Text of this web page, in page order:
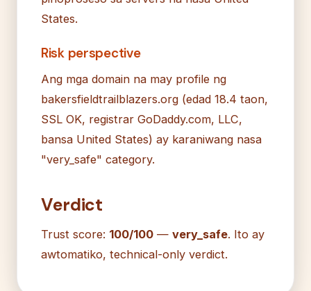
States.
Risk perspective
Ang mga domain na may profile ng
bakersfieldtrailblazers.org (edad 18.4 taon,
SSL OK, registrar GoDaddy.com, LLC,
bansa United States) ay karaniwang nasa
"very_safe" category.
Verdict
Trust score: 100/100 — very_safe. Ito ay
awtomatiko, technical-only verdict.